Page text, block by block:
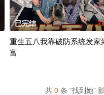
已完结
重生五八我靠破防系统发家
富
共 0 条 “找到她”